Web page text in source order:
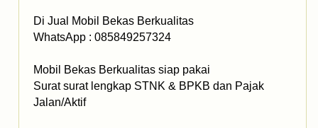
Di Jual Mobil Bekas Berkualitas
WhatsApp : 085849257324
Mobil Bekas Berkualitas siap pakai
Surat surat lengkap STNK & BPKB dan Pajak
Jalan/Aktif